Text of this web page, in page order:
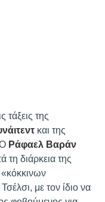
τάξεις της
και της
Ράφαελ Βαράν
τη διάρκεια της
με τον ίδιο να